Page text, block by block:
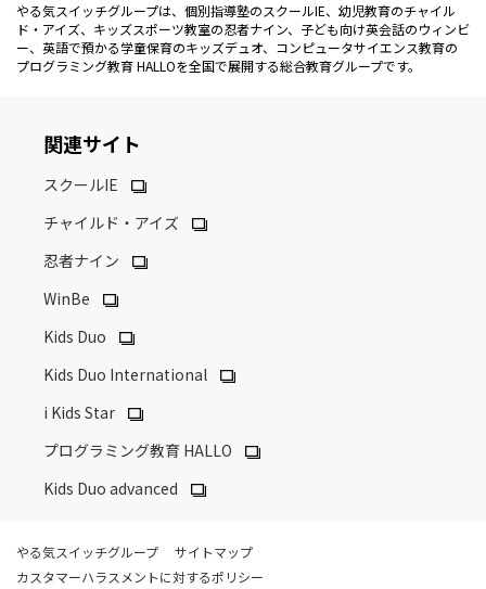
やる気スイッチグループは、個別指導塾のスクールIE、幼児教育のチャイル
ド・アイズ、キッズスポーツ教室の忍者ナイン、子ども向け英会話のウィンビ
ー、英語で預かる学童保育のキッズデュオ、コンピュータサイエンス教育の
プログラミング教育 HALLOを全国で展開する総合教育グループです。
関連サイト
スクールIE
チャイルド・アイズ
忍者ナイン
WinBe
Kids Duo
Kids Duo International
i Kids Star
プログラミング教育 HALLO
Kids Duo advanced
やる気スイッチグループ
サイトマップ
カスタマーハラスメントに対するポリシー